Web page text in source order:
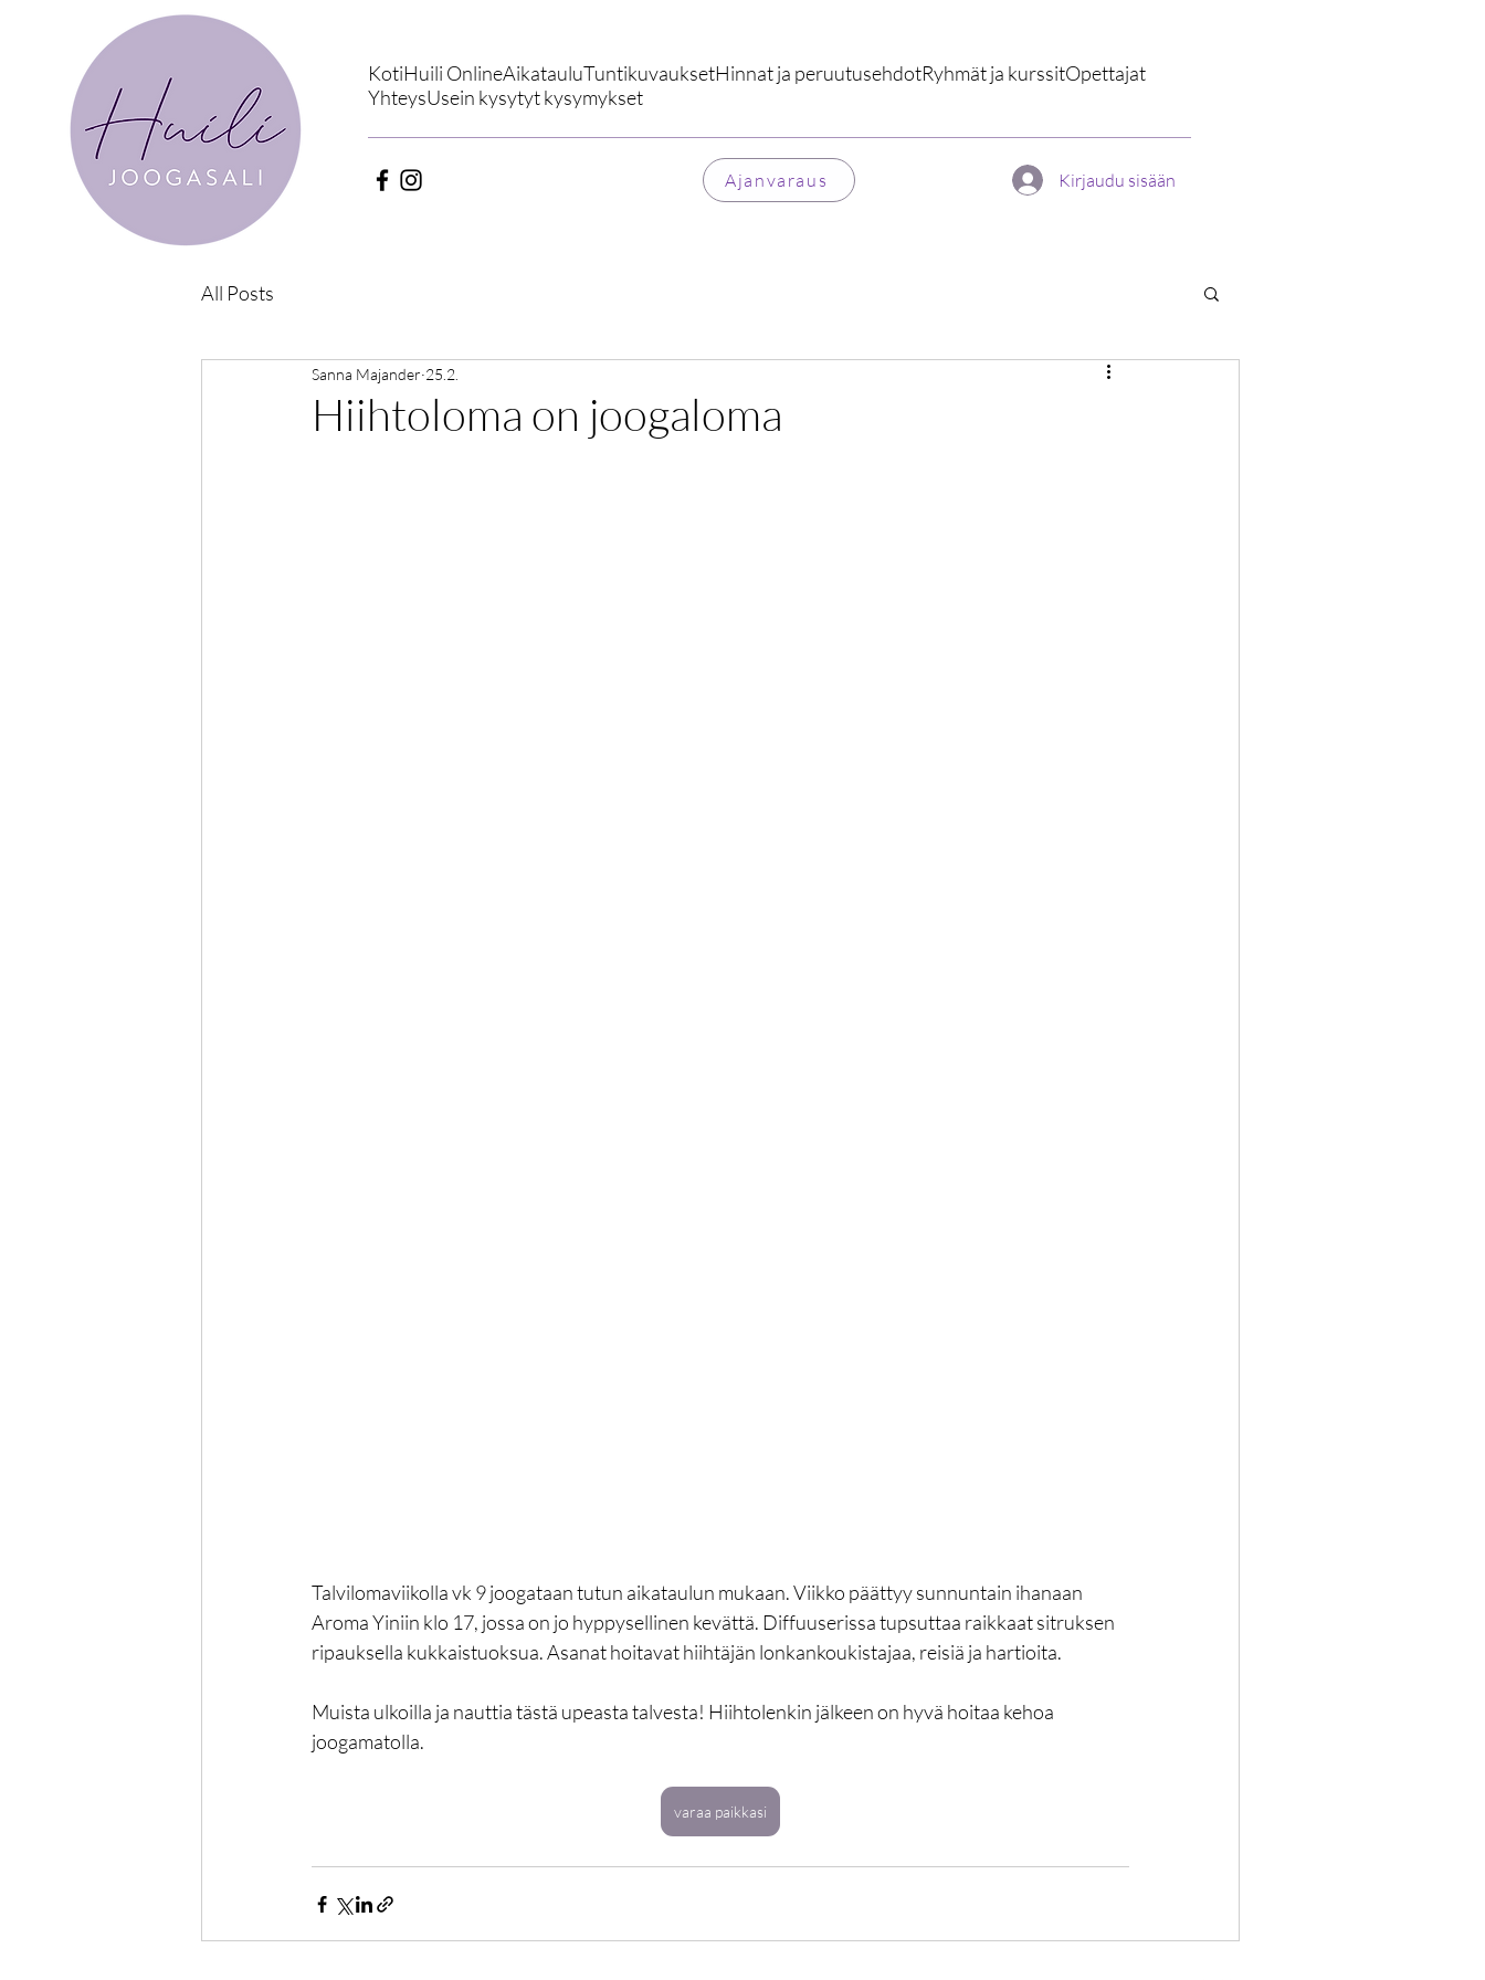
KotiHuili OnlineAikatauluTuntikuvauksetHinnat ja peruutusehdotRyhmät ja kurssitOpettajat
YhteysUsein kysytyt kysymykset
Ajanvaraus Kirjaudu sisään
All Posts
Hiihtoloma on joogaloma
Sanna Majander 25.2.
Talvilomaviikolla vk 9 joogataan tutun aikataulun mukaan. Viikko päättyy sunnuntain ihanaan
Aroma Yiniin klo 17, jossa on jo hyppysellinen kevättä. Diffuuserissa tupsuttaa raikkaat sitruksen
ripauksella kukkaistuoksua. Asanat hoitavat hiihtäjän lonkankoukistajaa, reisiä ja hartioita.
Muista ulkoilla ja nauttia tästä upeasta talvesta! Hiihtolenkin jälkeen on hyvä hoitaa kehoa
joogamatolla.
varaa paikkasi